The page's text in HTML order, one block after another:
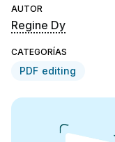
AUTOR
Regine Dy
CATEGORÍAS
PDF editing